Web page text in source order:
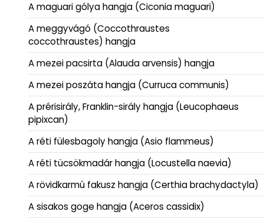
A maguari gólya hangja (Ciconia maguari)
A meggyvágó (Coccothraustes
coccothraustes) hangja
A mezei pacsirta (Alauda arvensis) hangja
A mezei poszáta hangja (Curruca communis)
A prérisirály, Franklin-sirály hangja (Leucophaeus
pipixcan)
A réti fülesbagoly hangja (Asio flammeus)
A réti tücsökmadár hangja (Locustella naevia)
A rövidkarmú fakusz hangja (Certhia brachydactyla)
A sisakos goge hangja (Aceros cassidix)